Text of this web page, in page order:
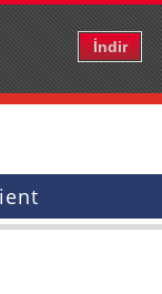
İndir